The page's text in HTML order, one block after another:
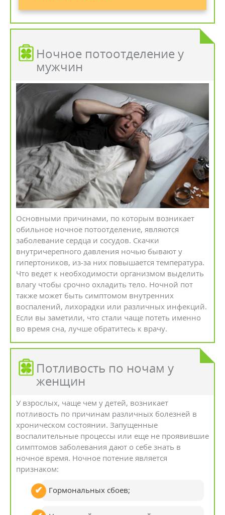
Ночное потоотделение у
мужчин
Основными причинами, по которым возникает
обильное ночное потоотделение, являются
заболевание сердца и сосудов. Скачки
внутричерепного давления ночью бывают у
гипертоников, из-за них повышается температура.
Что ведет к необходимости организмом выделить
влагу чтобы срочно охладить тело. Ночной пот
также может быть симптомом внутренних
воспалений, лихорадки или различных инфекций.
Если вы заметили, что стали чаще потеть именно
во время сна, лучше обратитесь к врачу.
Потливость по ночам у
женщин
У взрослых, чаще чем у детей, возникает
потливость по причинам различных болезней в
хроническом состоянии. Запущенные
воспалительные процессы или еще не проявившие
симптомов заболевания дают о себе знать в
ночное время. Ночное потение является
признаком:
Гормональных сбоев;